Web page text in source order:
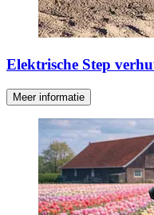
Elektrische Step
Meer informatie